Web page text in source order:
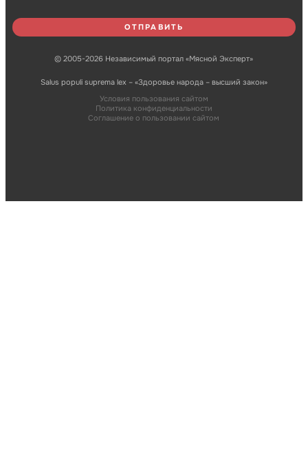
© 2005-2026 Независимый портал «Мясной Эксперт»
Salus populi suprema lex – «Здоровье народа – высший закон»
Условия пользования сайтом
Политика конфиденциальности
Соглашение о пользовании сайтом